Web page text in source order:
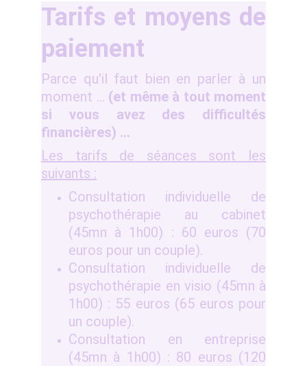
Tarifs et moyens de
paiement
Parce qu'il faut bien en parler à un
moment … (et même à tout moment
si vous avez des difficultés
financières) …
Les tarifs de séances sont les
suivants :
Consultation individuelle de
psychothérapie au cabinet
(45mn à 1h00) : 60 euros (70
euros pour un couple).
Consultation individuelle de
psychothérapie en visio (45mn à
1h00) : 55 euros (65 euros pour
un couple).
Consultation en entreprise
(45mn à 1h00) : 80 euros (120